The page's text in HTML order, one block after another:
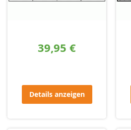
39,95 €
Details anzeigen